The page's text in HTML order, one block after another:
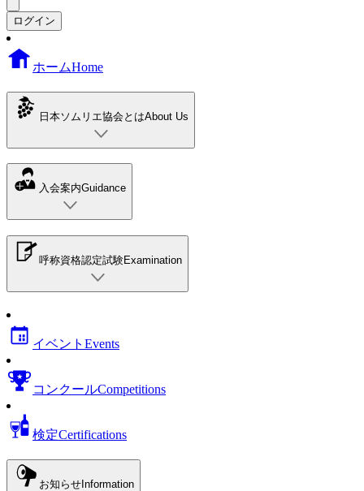
ログイン
ホームHome
日本ソムリエ協会とはAbout Us
入会案内Guidance
呼称資格認定試験Examination
イベント Events
コンクールCompetitions
検定Certifications
お知らせInformation